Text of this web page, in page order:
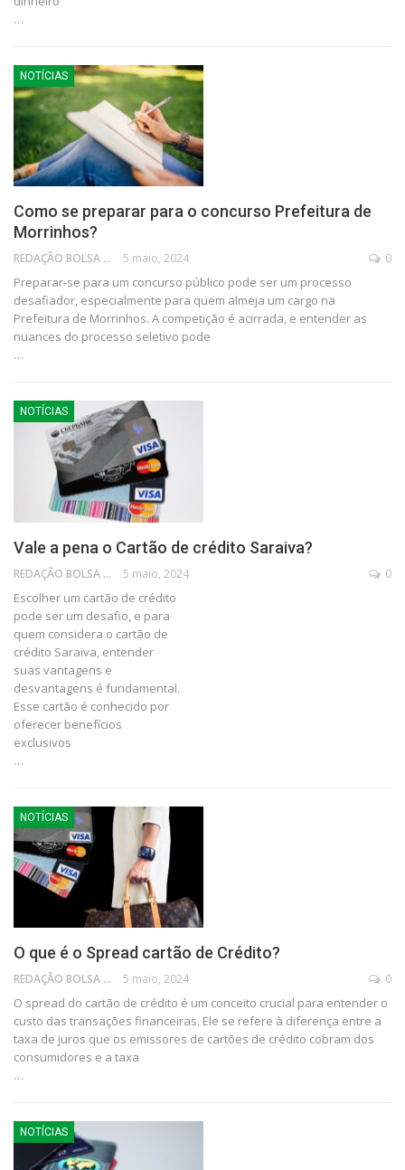
…
NOTÍCIAS
Como se preparar para o concurso Prefeitura de
Morrinhos?
REDAÇÃO BOLSA FAMÍLIA 5 maio, 2024 0
Preparar-se para um concurso público pode ser um processo
desafiador, especialmente para quem almeja um cargo na
Prefeitura de Morrinhos. A competição é acirrada, e entender as
nuances do processo seletivo pode
…
NOTÍCIAS
Vale a pena o Cartão de crédito Saraiva?
REDAÇÃO BOLSA FAMÍLIA 5 maio, 2024 0
Escolher um cartão de crédito
pode ser um desafio, e para
quem considera o cartão de
crédito Saraiva, entender
suas vantagens e
desvantagens é fundamental.
Esse cartão é conhecido por
oferecer benefícios
exclusivos
…
NOTÍCIAS
O que é o Spread cartão de Crédito?
REDAÇÃO BOLSA FAMÍLIA 5 maio, 2024 0
O spread do cartão de crédito é um conceito crucial para entender o
custo das transações financeiras. Ele se refere à diferença entre a
taxa de juros que os emissores de cartões de crédito cobram dos
consumidores e a taxa
…
NOTÍCIAS